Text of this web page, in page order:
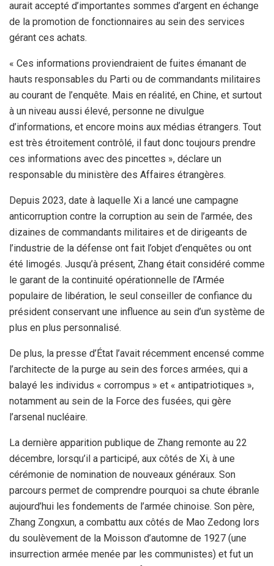
aurait accepté d’importantes sommes d’argent en échange
de la promotion de fonctionnaires au sein des services
gérant ces achats.
« Ces informations proviendraient de fuites émanant de
hauts responsables du Parti ou de commandants militaires
au courant de l’enquête. Mais en réalité, en Chine, et surtout
à un niveau aussi élevé, personne ne divulgue
d’informations, et encore moins aux médias étrangers. Tout
est très étroitement contrôlé, il faut donc toujours prendre
ces informations avec des pincettes », déclare un
responsable du ministère des Affaires étrangères.
Depuis 2023, date à laquelle Xi a lancé une campagne
anticorruption contre la corruption au sein de l’armée, des
dizaines de commandants militaires et de dirigeants de
l’industrie de la défense ont fait l’objet d’enquêtes ou ont
été limogés. Jusqu’à présent, Zhang était considéré comme
le garant de la continuité opérationnelle de l’Armée
populaire de libération, le seul conseiller de confiance du
président conservant une influence au sein d’un système de
plus en plus personnalisé.
De plus, la presse d’État l’avait récemment encensé comme
l’architecte de la purge au sein des forces armées, qui a
balayé les individus « corrompus » et « antipatriotiques »,
notamment au sein de la Force des fusées, qui gère
l’arsenal nucléaire.
La dernière apparition publique de Zhang remonte au 22
décembre, lorsqu’il a participé, aux côtés de Xi, à une
cérémonie de nomination de nouveaux généraux. Son
parcours permet de comprendre pourquoi sa chute ébranle
aujourd’hui les fondements de l’armée chinoise. Son père,
Zhang Zongxun, a combattu aux côtés de Mao Zedong lors
du soulèvement de la Moisson d’automne de 1927 (une
insurrection armée menée par les communistes) et fut un